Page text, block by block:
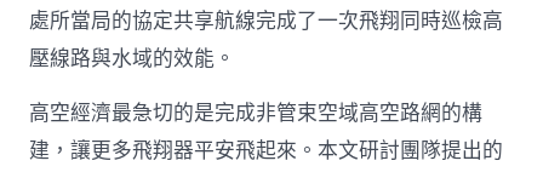
處所當局的協定共享航線完成了一次飛翔同時巡檢高
壓線路與水域的效能。
高空經濟最急切的是完成非管束空域高空路網的構
建，讓更多飛翔器平安飛起來。本文研討團隊提出的